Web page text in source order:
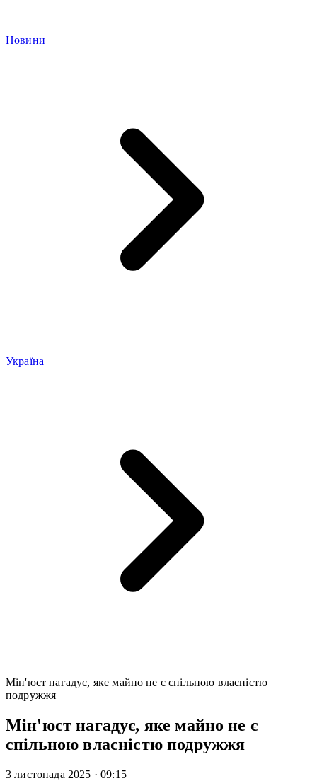
Новини
Україна
Мін'юст нагадує, яке майно не є спільною власністю
подружжя
Мін'юст нагадує, яке майно не є
спільною власністю подружжя
3 листопада 2025 · 09:15